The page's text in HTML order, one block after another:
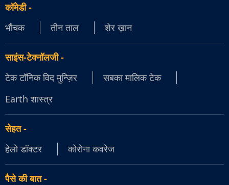
कॉमेडी-
भौंचक
तीन ताल शेर ख़ान
साइंस-टेक्नॉलजी-
टेक टॉनिक विद मुन्ज़िर
सबका मालिक टेक
Earth शास्त्र
सेहत-
हेलो डॉक्टर
कोरोना कवरेज
पैसे की बात-